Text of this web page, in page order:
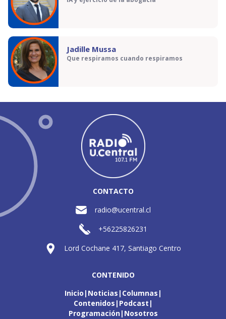
Jadille Mussa
Que respiramos cuando respiramos
CONTACTO
radio@ucentral.cl
+56225826231
Lord Cochane 417, Santiago Centro
CONTENIDO
Inicio Noticias Columnas
Contenidos Podcast
Programación Nosotros